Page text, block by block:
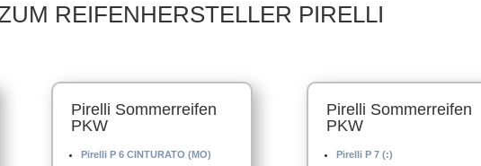
REIFENHERSTELLER PIRELLI
Pirelli Sommerreifen
PKW
Pirelli P 6 CINTURATO (MO)
Pirelli Sommerreifen
PKW
Pirelli P 7 (:)